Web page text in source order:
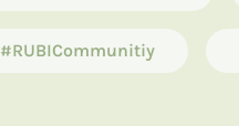
#RUBICommunitiy